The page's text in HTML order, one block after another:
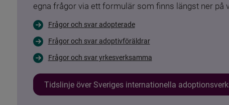
egna frågor via ett formulär som finns längst ner på
Frågor och svar adopterade
Frågor och svar adoptivföräldrar
Frågor och svar yrkesverksamma
Tidslinje över Sveriges internationella